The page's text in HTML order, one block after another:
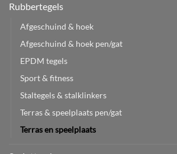
Rubbertegels
Afgeschuind & hoek
Afgeschuind & hoek pen/gat
EPDM tegels
Sport & fitness
Staltegels & stalklinkers
Terras & speelplaats pen/gat
Terras en speelplaats